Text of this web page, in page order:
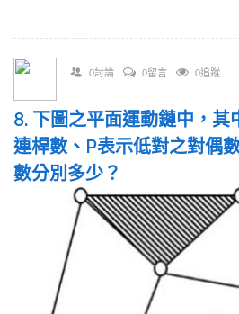
0討論 0留言 0追蹤
8. 下圖之平面運動鏈中，其
連桿數、P表示低對之對偶
數分別多少？